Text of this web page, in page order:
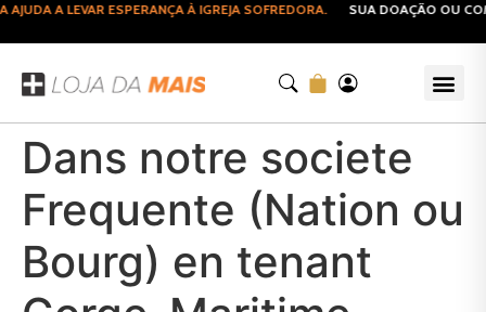
A LEVAR ESPERANÇA À IGREJA SOFREDORA. SUA DOAÇÃO OU
Dans notre societe
Frequente (Nation ou
Bourg) en tenant